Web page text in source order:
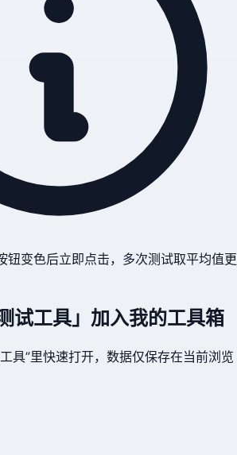
钮变色后立即点击，多次测试取平均值更
试工具 」加入我的工具箱
具”里快速打开，数据仅保存在当前浏览